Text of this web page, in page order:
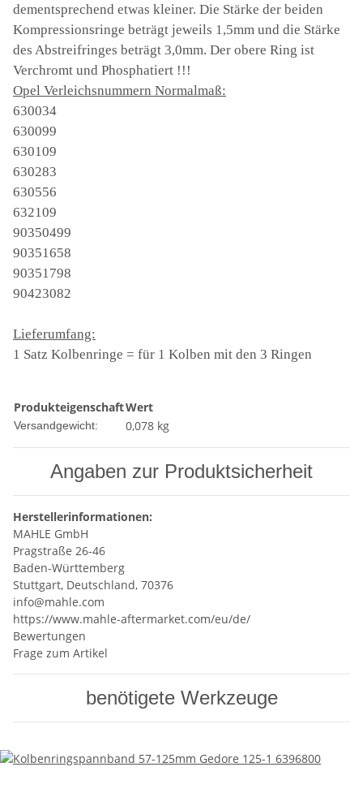
dementsprechend etwas kleiner. Die Stärke der beiden
Kompressionsringe beträgt jeweils 1,5mm und die Stärke
des Abstreifringes beträgt 3,0mm. Der obere Ring ist
Verchromt und Phosphatiert !!!
Opel Verleichsnummern Normalmaß:
630034
630099
630109
630283
630556
632109
90350499
90351658
90351798
90423082
Lieferumfang:
1 Satz Kolbenringe = für 1 Kolben mit den 3 Ringen
ProdukteigenschaftWert
Versandgewicht: 0,078 kg
Angaben zur Produktsicherheit
Herstellerinformationen:
MAHLE GmbH
Pragstraße 26-46
Baden-Württemberg
Stuttgart, Deutschland, 70376
info@mahle.com
https://www.mahle-aftermarket.com/eu/de/
Bewertungen
Frage zum Artikel
benötigete Werkzeuge